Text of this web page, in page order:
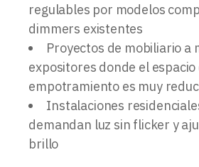
regulables por modelos
dimmers existentes
Proyectos de mobiliario a
expositores donde el espacio
empotramiento es muy
Instalaciones
demandan luz sin flicker y
brillo